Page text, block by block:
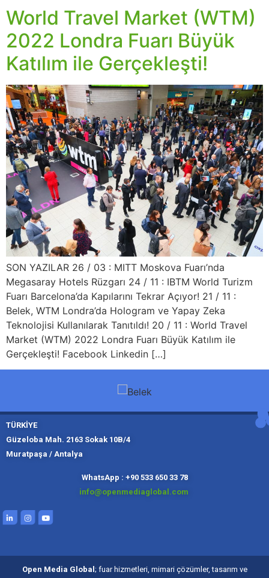
World Travel Market (WTM)
2022 Londra Fuarı Büyük
Katılım ile Gerçekleşti!
SON YAZILAR 26 / 03 : MITT Moskova Fuarı’nda
Megasaray Hotels Rüzgarı 24 / 11 : IBTM World Turizm
Fuarı Barcelona’da Kapılarını Tekrar Açıyor! 21 / 11 :
Belek, WTM Londra’da Hologram ve Yapay Zeka
Teknolojisi Kullanılarak Tanıtıldı! 20 / 11 : World Travel
Market (WTM) 2022 Londra Fuarı Büyük Katılım ile
Gerçekleşti! Facebook Linkedin […]
TÜRKİYE
Güzeloba Mah. 2163 Sokak 10B/4
Muratpaşa / Antalya
WhatsApp : +90 533 650 33 78
info@openmediaglobal.com
Open Media Global; fuar hizmetleri, mimari çözümler, tasarım ve